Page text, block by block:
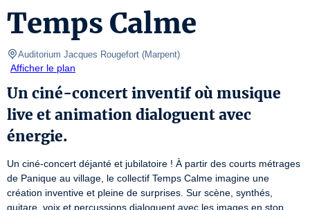
Temps Calme
Auditorium Jacques Rougefort (Marpent)
Afficher le plan
Un ciné-concert inventif où musique
live et animation dialoguent avec
énergie.
Un ciné-concert déjanté et jubilatoire ! À partir des courts métrages
de Panique au village, le collectif Temps Calme imagine une
création inventive et pleine de surprises. Sur scène, synthés,
guitare, voix et percussions dialoguent avec les images en stop